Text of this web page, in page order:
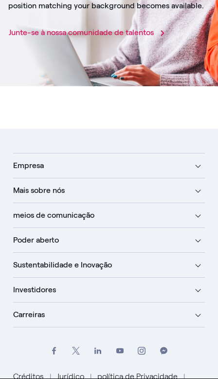
position matching your background becomes available.
Junte-se à nossa comunidade de talentos
Empresa
Mais sobre nós
meios de comunicação
Poder aberto
Sustentabilidade e Inovação
Investidores
Carreiras
Créditos Jurídico política de Privacidade